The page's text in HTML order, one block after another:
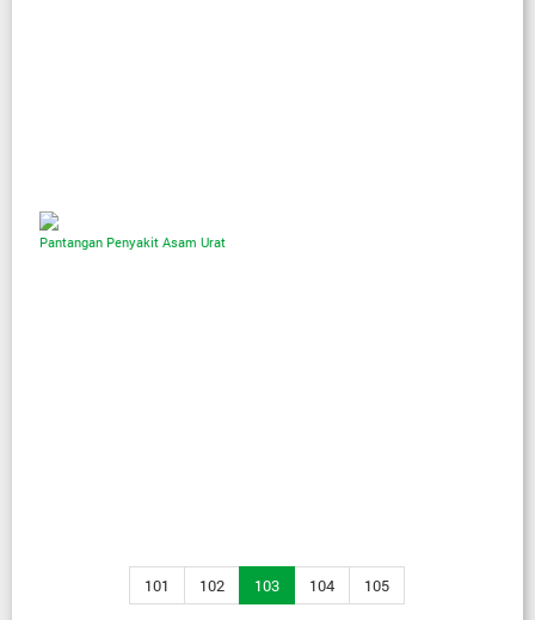
Pantangan Penyakit Asam Urat
101 102 103 104 105